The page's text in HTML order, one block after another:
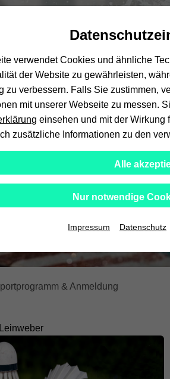
Automatische
vermeiden
skip
skip
skip
& Anmeldung
verwendet Cookies und ähnliche
der Website zu gewährleisten,
zu verbessern. Falls Sie zustimmen,
mit unserer Webseite zu messen.
einsehen und mit der Wirkung
zusätzliche Informationen zu den
Alle
Nur notwendige
Impressum Datenschutz